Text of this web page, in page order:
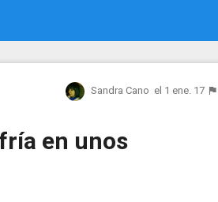
Sandra Cano el 1 ene. 17
en unos